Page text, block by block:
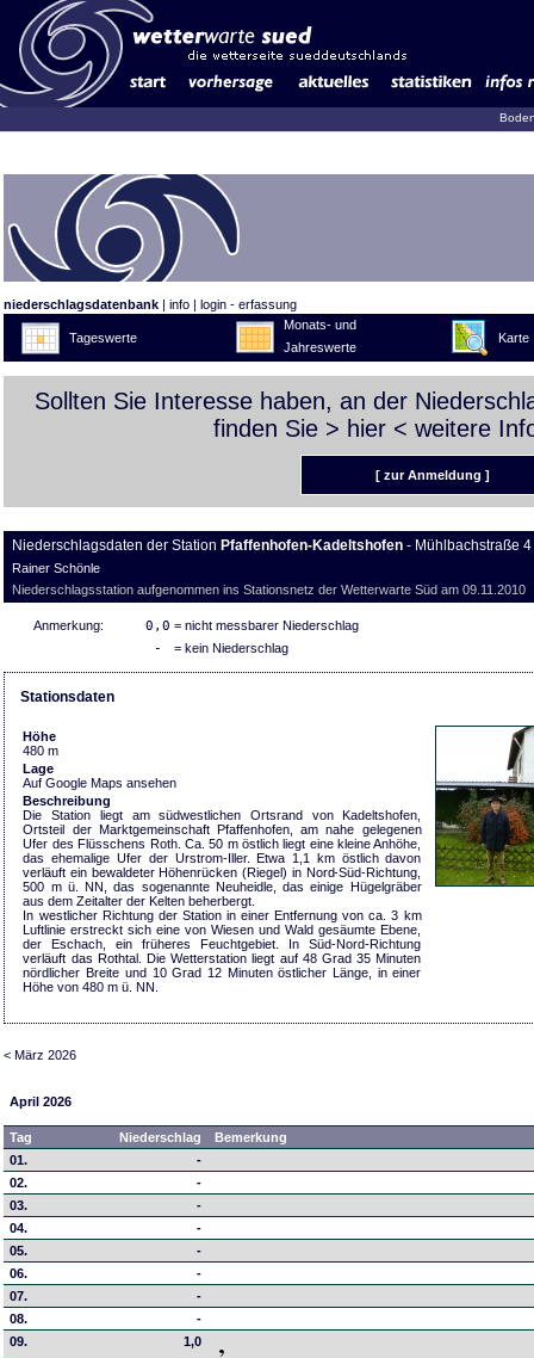
niederschlagsdatenbank | info | login - erfassung
Tageswerte
Monats- und
Jahreswerte
Karte
Sollten Sie Interesse haben, an der
finden Sie > hier < weitere
[ zur Anmeldung ]
Niederschlagsdaten der Station Pfaffenhofen-Kadeltshofen - Mühlbachstraße 4
Rainer Schönle
Niederschlagsstation aufgenommen ins Stationsnetz der Wetterwarte Süd am 09.11.2010
Anmerkung: 0,0 = nicht messbarer Niederschlag
- = kein Niederschlag
Stationsdaten
Höhe
480 m
Lage
Auf Google Maps ansehen
Beschreibung
Die Station liegt am südwestlichen Ortsrand von Kadeltshofen,
Ortsteil der Marktgemeinschaft Pfaffenhofen, am nahe gelegenen
Ufer des Flüsschens Roth. Ca. 50 m östlich liegt eine kleine Anhöhe,
das ehemalige Ufer der Urstrom-Iller. Etwa 1,1 km östlich davon
verläuft ein bewaldeter Höhenrücken (Riegel) in Nord-Süd-Richtung,
500 m ü. NN, das sogenannte Neuheidle, das einige Hügelgräber
aus dem Zeitalter der Kelten beherbergt.
In westlicher Richtung der Station in einer Entfernung von ca. 3 km
Luftlinie erstreckt sich eine von Wiesen und Wald gesäumte Ebene,
der Eschach, ein früheres Feuchtgebiet. In Süd-Nord-Richtung
verläuft das Rothtal. Die Wetterstation liegt auf 48 Grad 35 Minuten
nördlicher Breite und 10 Grad 12 Minuten östlicher Länge, in einer
Höhe von 480 m ü. NN.
< März 2026
April 2026
Tag Niederschlag
Bemerkung
01.
-
02.
-
03.
-
04.
-
05.
-
06.
-
07.
-
08.
-
09.
1,0